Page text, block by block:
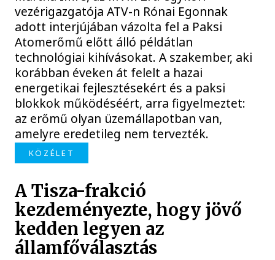
vezérigazgatója ATV-n Rónai Egonnak
adott interjújában vázolta fel a Paksi
Atomerőmű előtt álló példátlan
technológiai kihívásokat. A szakember, aki
korábban éveken át felelt a hazai
energetikai fejlesztésekért és a paksi
blokkok működéséért, arra figyelmeztet:
az erőmű olyan üzemállapotban van,
amelyre eredetileg nem tervezték.
KÖZÉLET
A Tisza-frakció
kezdeményezte, hogy jövő
kedden legyen az
államfőválasztás